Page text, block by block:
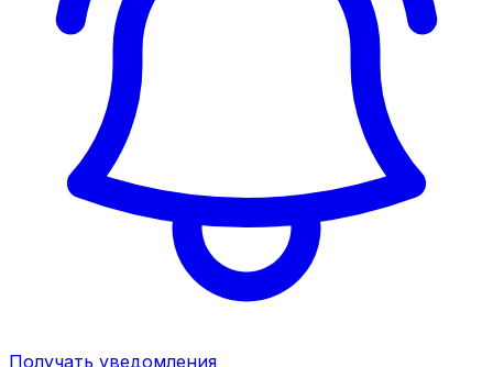
Получать уведомления